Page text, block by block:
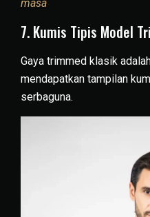
masa
7. Kumis Tipis Model
Gaya trimmed klasik
mendapatkan tampilan
serbaguna.